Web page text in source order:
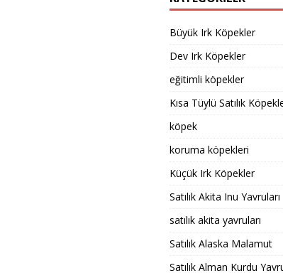
Büyük Irk Köpekler
Dev Irk Köpekler
eğitimli köpekler
Kısa Tüylü Satılık
köpek
koruma köpekleri
Küçük Irk Köpekler
Satılık Akita Inu Yavruları
satılık akita yavruları
Satılık Alaska Malamut
Satılık Alman Kurdu